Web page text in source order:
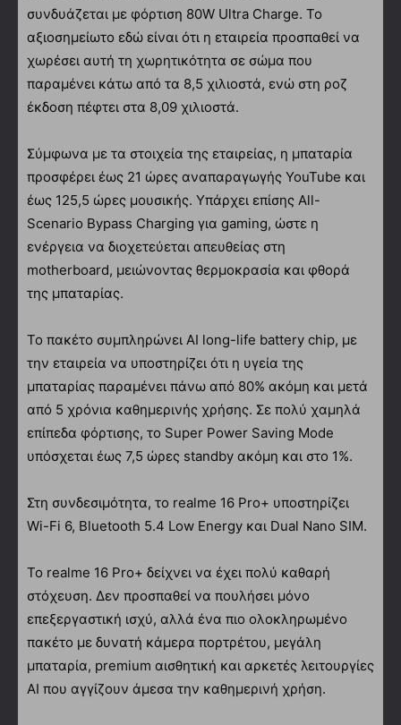
συνδυάζεται με φόρτιση 80W Ultra Charge. Το
αξιοσημείωτο εδώ είναι ότι η εταιρεία προσπαθεί να
χωρέσει αυτή τη χωρητικότητα σε σώμα που
παραμένει κάτω από τα 8,5 χιλιοστά, ενώ στη ροζ
έκδοση πέφτει στα 8,09 χιλιοστά.
Σύμφωνα με τα στοιχεία της εταιρείας, η μπαταρία
προσφέρει έως 21 ώρες αναπαραγωγής YouTube και
έως 125,5 ώρες μουσικής. Υπάρχει επίσης All-
Scenario Bypass Charging για gaming, ώστε η
ενέργεια να διοχετεύεται απευθείας στη
motherboard, μειώνοντας θερμοκρασία και φθορά
της μπαταρίας.
Το πακέτο συμπληρώνει AI long-life battery chip, με
την εταιρεία να υποστηρίζει ότι η υγεία της
μπαταρίας παραμένει πάνω από 80% ακόμη και μετά
από 5 χρόνια καθημερινής χρήσης. Σε πολύ χαμηλά
επίπεδα φόρτισης, το Super Power Saving Mode
υπόσχεται έως 7,5 ώρες standby ακόμη και στο 1%.
Στη συνδεσιμότητα, το realme 16 Pro+ υποστηρίζει
Wi-Fi 6, Bluetooth 5.4 Low Energy και Dual Nano SIM.
Το realme 16 Pro+ δείχνει να έχει πολύ καθαρή
στόχευση. Δεν προσπαθεί να πουλήσει μόνο
επεξεργαστική ισχύ, αλλά ένα πιο ολοκληρωμένο
πακέτο με δυνατή κάμερα πορτρέτου, μεγάλη
μπαταρία, premium αισθητική και αρκετές λειτουργίες
AI που αγγίζουν άμεσα την καθημερινή χρήση.